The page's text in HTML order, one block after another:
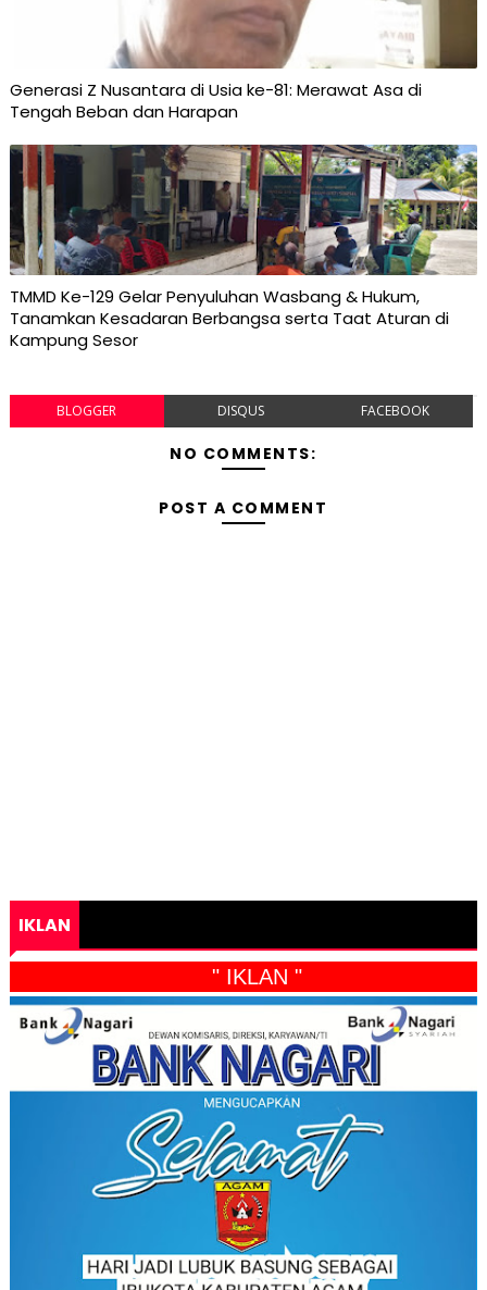
Generasi Z Nusantara di Usia ke-81: Merawat Asa di
Tengah Beban dan Harapan
TMMD Ke-129 Gelar Penyuluhan Wasbang & Hukum,
Tanamkan Kesadaran Berbangsa serta Taat Aturan di
Kampung Sesor
BLOGGER DISQUS FACEBOOK
NO COMMENTS:
POST A COMMENT
IKLAN
" IKLAN "